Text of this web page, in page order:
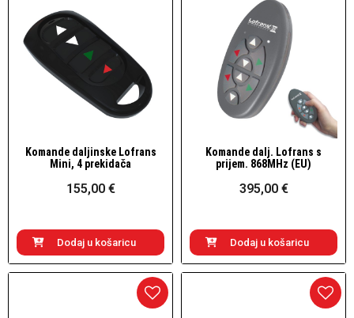
Brzi pogled
Komande daljinske Lofrans
Mini, 4 prekidača
155,00 €
Dodaj u košaricu
Brzi pogled
Komande dalj. Lofrans s
prijem. 868MHz (EU)
395,00 €
Dodaj u košaricu